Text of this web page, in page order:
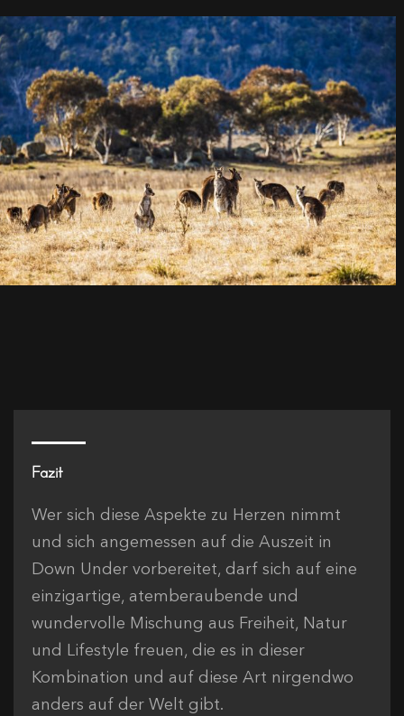
Fazit
Wer sich diese Aspekte zu Herzen nimmt
und sich angemessen auf die Auszeit in
Down Under vorbereitet, darf sich auf eine
einzigartige, atemberaubende und
wundervolle Mischung aus Freiheit, Natur
und Lifestyle freuen, die es in dieser
Kombination und auf diese Art nirgendwo
anders auf der Welt gibt.